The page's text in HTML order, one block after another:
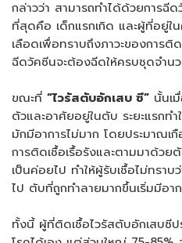
กล่าวว่า สามารถทำได้ด้วยการ
ที่สุดคือ เด็กแรกเกิด และผู้ที่อยู่ใ
เลือดเพื่อทราบถึงภาวะของการติ
ฉีดวัคซีนจะต้องฉีดให้ครบชุดจำน
ขณะที่ “ไวรัสตับอักเสบ ซี” นั้นเ
ตัวและอาศัยอยู่ในตับ ระยะแรกท
มักมีอาการไม่มาก โดยประมาณเ
การติดเชื้อเรื้อรังและตามมาด้ว
เป็นค่อยไป ทำให้ผู้รับเชื้อไม่ทรา
ไป ตับที่ถูกทำลายมากขึ้นเริ่มมีอา
ทั้งนี้ ผู้ที่ติดเชื้อไวรัสตับอักเสบซี